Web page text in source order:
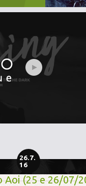
26.7.
16
Aoi (25 e 26/07/